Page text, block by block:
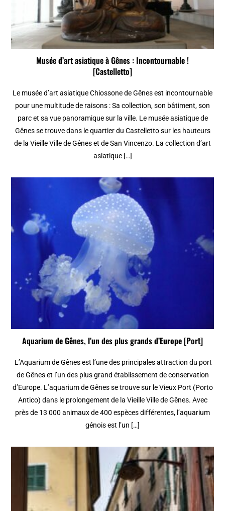
Musée d’art asiatique à Gênes : Incontournable !
[Castelletto]
Le musée d’art asiatique Chiossone de Gênes est incontournable
pour une multitude de raisons : Sa collection, son bâtiment, son
parc et sa vue panoramique sur la ville. Le musée asiatique de
Gênes se trouve dans le quartier du Castelletto sur les hauteurs
de la Vieille Ville de Gênes et de San Vincenzo. La collection d’art
asiatique […]
Aquarium de Gênes, l’un des plus grands d’Europe [Port]
L’Aquarium de Gênes est l’une des principales attraction du port
de Gênes et l’un des plus grand établissement de conservation
d’Europe. L’aquarium de Gênes se trouve sur le Vieux Port (Porto
Antico) dans le prolongement de la Vieille Ville de Gênes. Avec
près de 13 000 animaux de 400 espèces différentes, l’aquarium
génois est l’un […]